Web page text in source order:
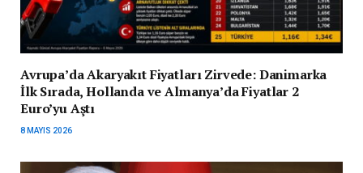
Avrupa’da Akaryakıt Fiyatları Zirvede: Danimarka
İlk Sırada, Hollanda ve Almanya’da Fiyatlar 2
Euro’yu Aştı
8 MAYIS 2026